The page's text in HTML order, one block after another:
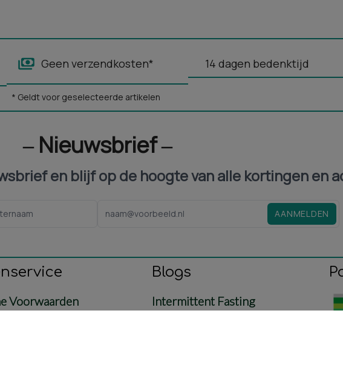
Geen verzendkosten* 14 dagen bedenktijd
* Geldt voor geselecteerde artikelen
‒ Nieuwsbrief ‒
en blijf op de hoogte van alle kortingen en
AANMELDEN
Voorwaarden
Blogs
Intermittent Fasting